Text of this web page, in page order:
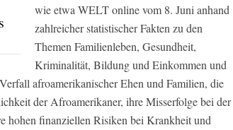
wie etwa WELT onlinevom 8. Juni anhand
zahlreicher statistischer Fakten zu den
Themen Familienleben, Gesundheit,
Kriminalität, Bildung und Einkommen und
afroamerikanischer Ehen und Familien, die
der Afroamerikaner, ihre Misserfolge bei der
hohen finanziellen Risiken bei Krankheit und